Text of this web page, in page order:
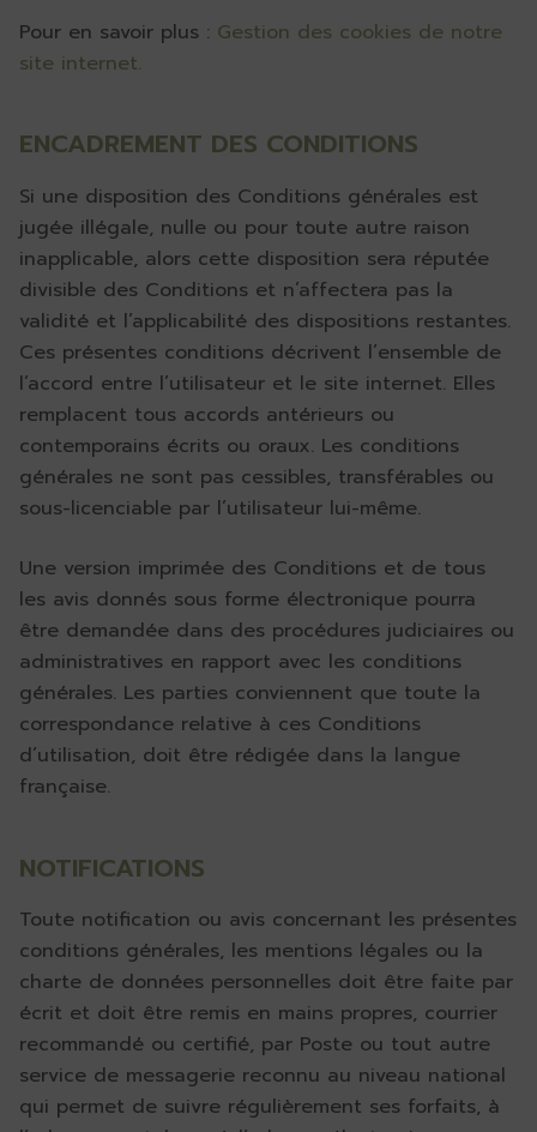
Pour en savoir plus : Gestion des cookies de notre
site internet.
ENCADREMENT DES CONDITIONS
Si une disposition des Conditions générales est
jugée illégale, nulle ou pour toute autre raison
inapplicable, alors cette disposition sera réputée
divisible des Conditions et n’affectera pas la
validité et l’applicabilité des dispositions restantes.
Ces présentes conditions décrivent l’ensemble de
l’accord entre l’utilisateur et le site internet. Elles
remplacent tous accords antérieurs ou
contemporains écrits ou oraux. Les conditions
générales ne sont pas cessibles, transférables ou
sous-licenciable par l’utilisateur lui-même.
Une version imprimée des Conditions et de tous
les avis donnés sous forme électronique pourra
être demandée dans des procédures judiciaires ou
administratives en rapport avec les conditions
générales. Les parties conviennent que toute la
correspondance relative à ces Conditions
d’utilisation, doit être rédigée dans la langue
française.
NOTIFICATIONS
Toute notification ou avis concernant les présentes
conditions générales, les mentions légales ou la
charte de données personnelles doit être faite par
écrit et doit être remis en mains propres, courrier
recommandé ou certifié, par Poste ou tout autre
service de messagerie reconnu au niveau national
qui permet de suivre régulièrement ses forfaits, à